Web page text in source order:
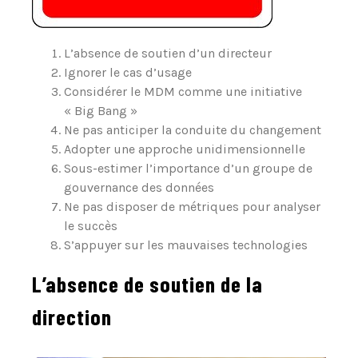
L’absence de soutien d’un directeur
Ignorer le cas d’usage
Considérer le MDM comme une initiative
« Big Bang »
Ne pas anticiper la conduite du changement
Adopter une approche unidimensionnelle
Sous-estimer l’importance d’un groupe de
gouvernance des données
Ne pas disposer de métriques pour analyser
le succès
S’appuyer sur les mauvaises technologies
L’absence de soutien de la
direction